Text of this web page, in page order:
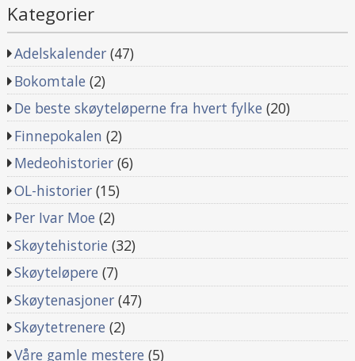
Kategorier
Adelskalender (47)
Bokomtale (2)
De beste skøyteløperne fra hvert fylke (20)
Finnepokalen (2)
Medeohistorier (6)
OL-historier (15)
Per Ivar Moe (2)
Skøytehistorie (32)
Skøyteløpere (7)
Skøytenasjoner (47)
Skøytetrenere (2)
Våre gamle mestere (5)